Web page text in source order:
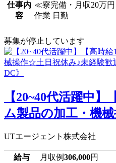
仕事内
容
≪寮完備・月収20万
作業 日勤
募集が停止しています
【20~40代活躍中】
ム製品の加工・機
UTエージェント株式会社
給与 月収例306,000円